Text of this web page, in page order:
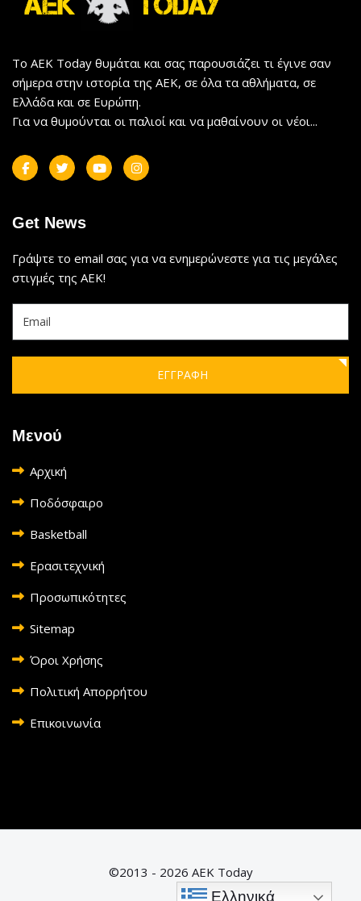
Ελληνικά
Το AEK Today θυμάται και σας παρουσιάζει τι έγινε σαν
σήμερα στην ιστορία της ΑΕΚ, σε όλα τα αθλήματα, σε
Ελλάδα και σε Ευρώπη.
Για να θυμούνται οι παλιοί και να μαθαίνουν οι νέοι...
Get News
Γράψτε το email σας για να ενημερώνεστε για τις μεγάλες
στιγμές της ΑΕΚ!
ΕΓΓΡΑΦΗ
Μενού
Αρχική
Ποδόσφαιρο
Basketball
Ερασιτεχνική
Προσωπικότητες
Sitemap
Όροι Χρήσης
Πολιτική Απορρήτου
Επικοινωνία
©2013 - 2026 AEK Today